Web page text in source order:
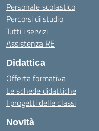
Personale scolastico
Percorsi di studio
Tutti i servizi
Assistenza RE
Didattica
Offerta formativa
Le schede didattiche
I progetti delle classi
Novità